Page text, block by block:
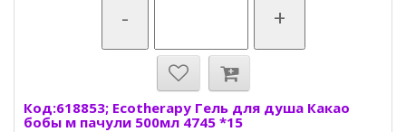
- +
Код:618853; Ecotherapy Гель для душа Какао
бобы м пачули 500мл 4745 *15